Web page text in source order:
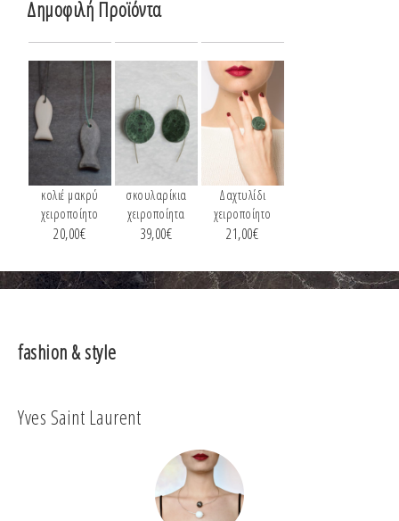
Δημοφιλή Προϊόντα
κολιέ μακρύ
χειροποίητο
20,00€
σκουλαρίκια
χειροποίητα
39,00€
Δαχτυλίδι
χειροποίητο
21,00€
fashion & style
Yves Saint Laurent